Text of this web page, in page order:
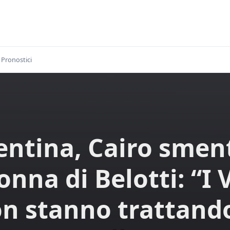
Pronostici
Cairo
di Belotti: “I
stanno